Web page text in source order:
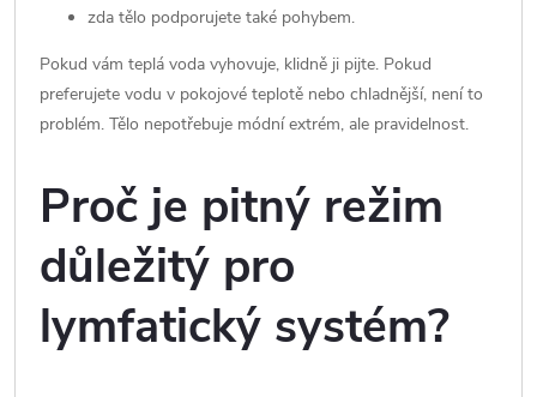
zda tělo podporujete také pohybem.
Pokud vám teplá voda vyhovuje, klidně ji pijte. Pokud
preferujete vodu v pokojové teplotě nebo chladnější, není to
problém. Tělo nepotřebuje módní extrém, ale pravidelnost.
Proč je pitný režim
důležitý pro
lymfatický systém?